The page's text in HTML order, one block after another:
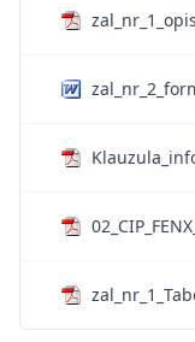
zal_nr_1_Tabela nr 043_A_NBP_2025 z